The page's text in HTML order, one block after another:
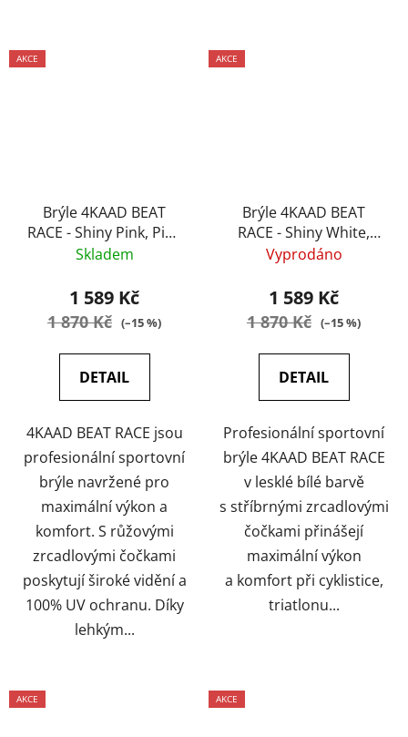
AKCE
Brýle 4KAAD BEAT
RACE - Shiny Pink, Pink
Mirror
Skladem
1 589 Kč
1 870 Kč (–15 %)
DETAIL
4KAAD BEAT RACE jsou
profesionální sportovní
brýle navržené pro
maximální výkon a
komfort. S růžovými
zrcadlovými čočkami
poskytují široké vidění a
100% UV ochranu. Díky
lehkým...
AKCE
Brýle 4KAAD BEAT
RACE - Shiny White,
Silver Mirror
Vyprodáno
1 589 Kč
1 870 Kč (–15 %)
DETAIL
Profesionální sportovní
brýle 4KAAD BEAT RACE
v lesklé bílé barvě
s stříbrnými zrcadlovými
čočkami přinášejí
maximální výkon
a komfort při cyklistice,
triatlonu...
AKCE AKCE